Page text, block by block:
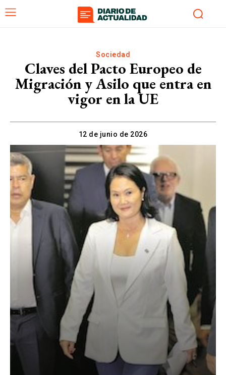
Sociedad
Claves del Pacto Europeo de
Migración y Asilo que entra en
vigor en la UE
12 de junio de 2026